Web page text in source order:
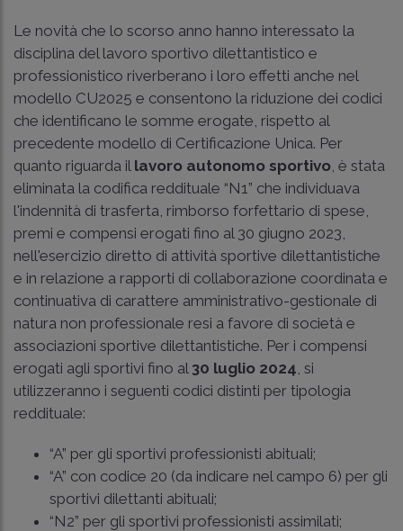
Le novità che lo scorso anno hanno interessato la
disciplina del lavoro sportivo dilettantistico e
professionistico riverberano i loro effetti anche nel
modello CU2025 e consentono la riduzione dei codici
che identificano le somme erogate, rispetto al
precedente modello di Certificazione Unica. Per
quanto riguarda il lavoro autonomo sportivo , è stata
eliminata la codifica reddituale “N1” che individuava
l'indennità di trasferta, rimborso forfettario di spese,
premi e compensi erogati fino al 30 giugno 2023,
nell'esercizio diretto di attività sportive dilettantistiche
e in relazione a rapporti di collaborazione coordinata e
continuativa di carattere amministrativo-gestionale di
natura non professionale resi a favore di società e
associazioni sportive dilettantistiche. Per i compensi
erogati agli sportivi fino al 30 luglio 2024 , si
utilizzeranno i seguenti codici distinti per tipologia
reddituale:
“A” per gli sportivi professionisti abituali;
“A” con codice 20 (da indicare nel campo 6) per gli
sportivi dilettanti abituali;
“N2” per gli sportivi professionisti assimilati;